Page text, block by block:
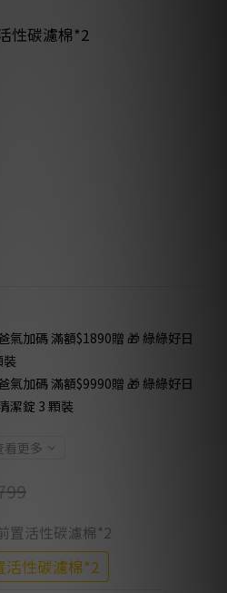
性碳濾棉*2
氣加碼 滿額$1890贈 🎁 綠綠好日
裝
氣加碼 滿額$9990贈 🎁 綠綠好日
潔錠 3 顆裝
看更多
置活性碳濾棉*2
活性碳濾棉*2